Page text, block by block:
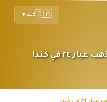
🇨🇦كندا ▼
٢٤ في كندا
في كندا